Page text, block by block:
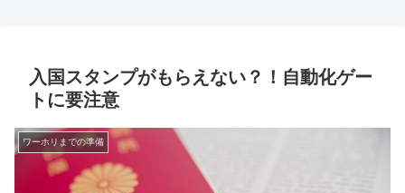
入国スタンプがもらえない？！自動化ゲー
トに要注意
ワーホリまでの準備